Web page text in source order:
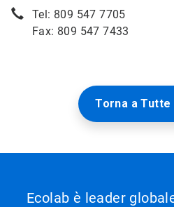
Tel: 809 547 7705
Fax: 809 547 7433
Torna a Tutte
Ecolab è leader